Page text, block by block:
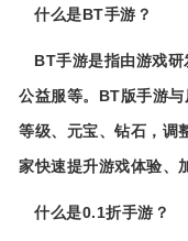
什么是BT手游？
BT手游是指由游戏研
公益服等。BT版手游
等级、元宝、钻石，调
家快速提升游戏体验、
什么是0.1折手游？